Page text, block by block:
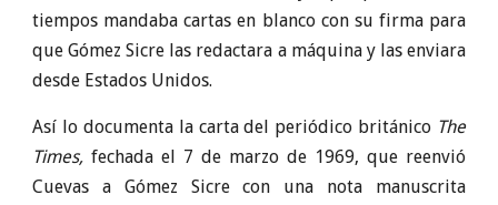
tiempos mandaba cartas en blanco con su firma para
que Gómez Sicre las redactara a máquina y las enviara
desde Estados Unidos.
Así lo documenta la carta del periódico británicoThe
Times, fechada el 7 de marzo de 1969, que reenvió
Cuevas a Gómez Sicre con una nota manuscrita